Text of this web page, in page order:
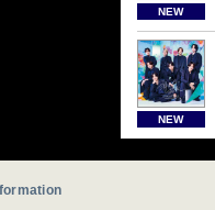
NEW
NEW